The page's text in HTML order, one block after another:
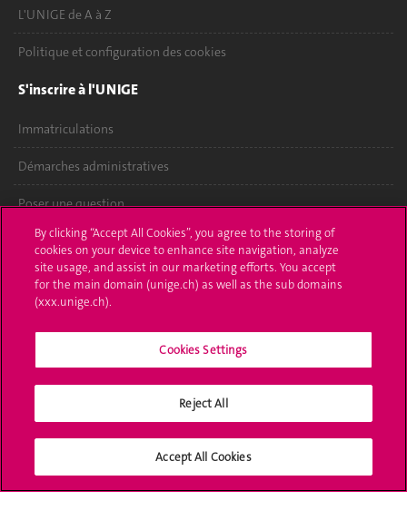
L'UNIGE de A à Z
Politique et configuration des cookies
S'inscrire à l'UNIGE
Immatriculations
Démarches administratives
Poser une question
L'UNIGE vous informe
UNIGE Mobile
Bibliothèque
Médias sociaux UNIGE
By clicking “Accept All Cookies”, you agree to the storing of
cookies on your device to enhance site navigation, analyze
site usage, and assist in our marketing efforts. You accept
for the main domain (unige.ch) as well as the sub domains
(xxx.unige.ch).
Cookies Settings
Reject All
Accept All Cookies